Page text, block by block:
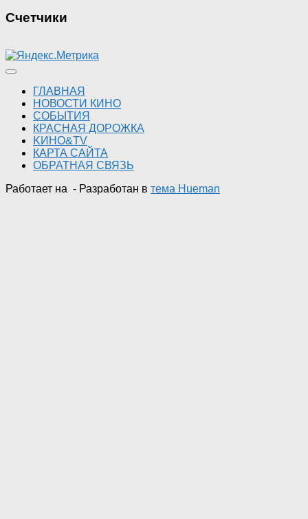
Счетчики
ГЛАВНАЯ
НОВОСТИ КИНО
СОБЫТИЯ
КРАСНАЯ ДОРОЖКА
KИНО&TV
КАРТА САЙТА
ОБРАТНАЯ СВЯЗЬ
Работает на - Разработан в тема Hueman